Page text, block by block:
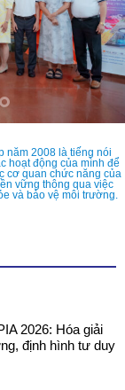
năm 2008 là tiếng nói
hoạt động của mình để
cơ quan chức năng của
vững thông qua việc
và bảo vệ môi trường.
2026: Hóa giải
định hình tư duy